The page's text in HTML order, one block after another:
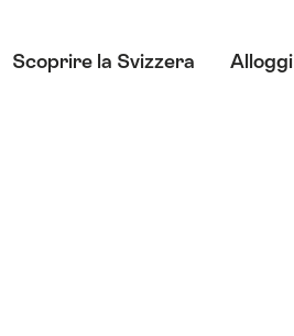
Scoprire la Svizzera Alloggi